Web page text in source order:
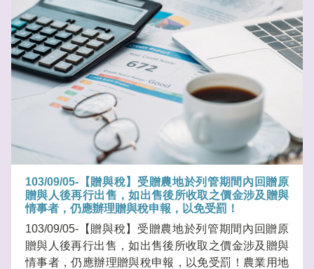
103/09/05-【贈與稅】受贈農地於列管期間內回贈原
贈與人後再行出售，如出售後所收取之價金涉及贈與
情事者，仍應辦理贈與稅申報，以免受罰！
103/09/05-【贈與稅】受贈農地於列管期間內回贈原
贈與人後再行出售，如出售後所收取之價金涉及贈與
情事者，仍應辦理贈與稅申報，以免受罰！農業用地